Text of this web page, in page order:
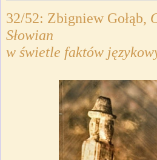
32/52: Zbigniew Gołąb,
Słowian
w świetle faktów